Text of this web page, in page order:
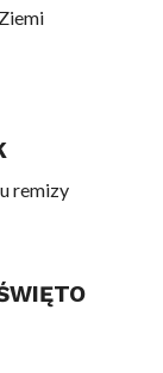
remizy